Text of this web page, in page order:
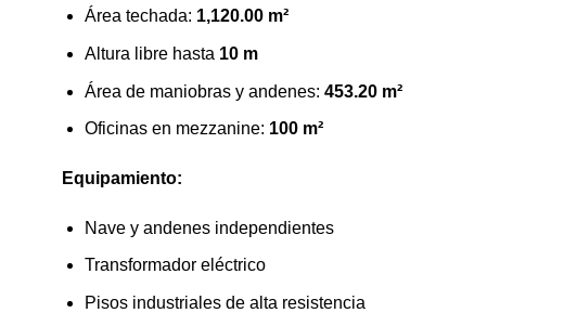
Área techada: 1,120.00 m²
Altura libre hasta 10 m
Área de maniobras y andenes: 453.20 m²
Oficinas en mezzanine: 100 m²
Equipamiento:
Nave y andenes independientes
Transformador eléctrico
Pisos industriales de alta resistencia